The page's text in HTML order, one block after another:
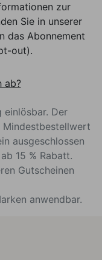
zur
Sie in unserer
das Abonnement
out).
ab?
einlösbar. Der
Mindestbestellwert
ausgeschlossen
15 % Rabatt.
Gutscheinen
anwendbar.